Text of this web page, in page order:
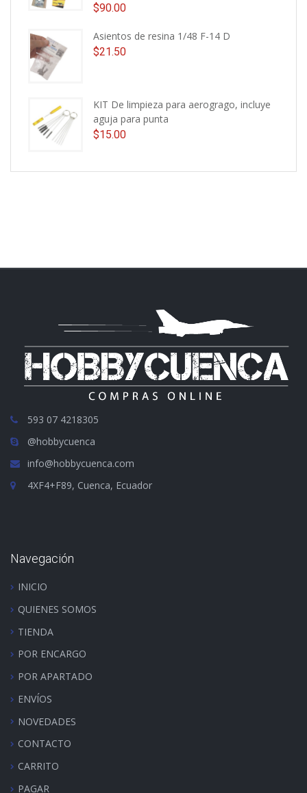
$90.00
Asientos de resina 1/48 F-14 D
$21.50
KIT De limpieza para aerogrago, incluye
aguja para punta
$15.00
593 07 4218305
@hobbycuenca
info@hobbycuenca.com
4XF4+F89, Cuenca, Ecuador
Navegación
INICIO
QUIENES SOMOS
TIENDA
POR ENCARGO
POR APARTADO
ENVÍOS
NOVEDADES
CONTACTO
CARRITO
PAGAR